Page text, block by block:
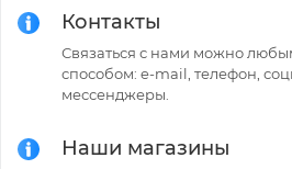
Контакты
Связаться с нами можно
способом: e-mail, телефон,
мессенджеры.
Наши магазины